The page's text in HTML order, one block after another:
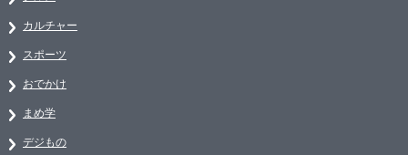
カルチャー
スポーツ
おでかけ
まめ学
デジもの